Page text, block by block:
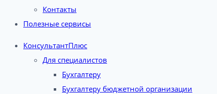
Контакты
Полезные сервисы
КонсультантПлюс
Для специалистов
Бухгалтеру
Бухгалтеру бюджетной организации